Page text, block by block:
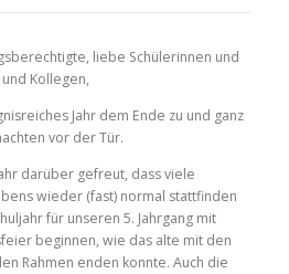
liebe Schülerinnen und
Kollegen,
Jahr dem Ende zu und ganz
vor der Tür.
darüber gefreut, dass viele
wieder (fast) normal stattfinden
für unseren 5. Jahrgang mit
beginnen, wie das alte mit den
Rahmen enden konnte. Auch die